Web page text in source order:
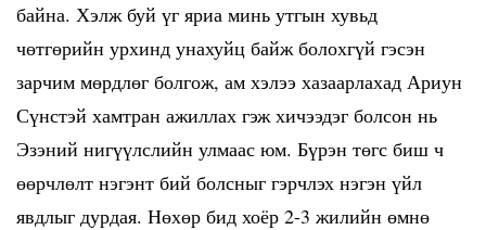
байна. Хэлж буй үг яриа минь утгын хувьд
чөтгөрийн урхинд унахуйц байж болохгүй гэсэн
зарчим мөрдлөг болгож, ам хэлээ хазаарлахад Ариун
Сүнстэй хамтран ажиллах гэж хичээдэг болсон нь
Эзэний нигүүлслийн улмаас юм. Бүрэн төгс биш ч
өөрчлөлт нэгэнт бий болсныг гэрчлэх нэгэн үйл
явдлыг дурдая. Нөхөр бид хоёр 2-3 жилийн өмнө